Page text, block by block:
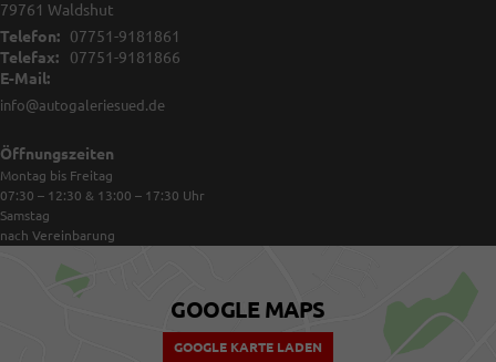
79761 Waldshut
Telefon:
07751-9181861
Telefax:
07751-9181866
E-Mail:
info@autogaleriesued.de
Öffnungszeiten
Montag bis Freitag
07:30 – 12:30 & 13:00 – 17:30 Uhr
Samstag
nach Vereinbarung
GOOGLE MAPS
GOOGLE KARTE LADEN